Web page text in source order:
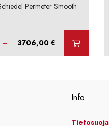
Permeter Smooth
– 3706,00 €Hintaluokka:
Info